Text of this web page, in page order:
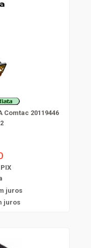
20119446
juros
juros